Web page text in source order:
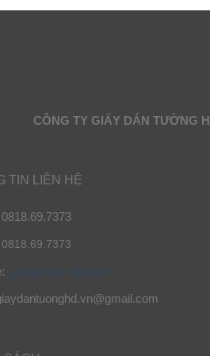
CÔNG TY GIẤY DÁN TƯỜNG
TIN LIÊN HỆ
giaydantuonghd.vn